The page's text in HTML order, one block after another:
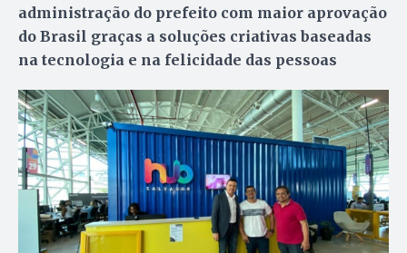
administração do prefeito com maior aprovação
do Brasil graças a soluções criativas baseadas
na tecnologia e na felicidade das pessoas